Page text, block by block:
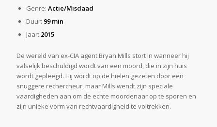
Genre: Actie/Misdaad
Duur: 99 min
Jaar: 2015
De wereld van ex-CIA agent Bryan Mills stort in wanneer hij
valselijk beschuldigd wordt van een moord, die in zijn huis
wordt gepleegd. Hij wordt op de hielen gezeten door een
snuggere rechercheur, maar Mills wendt zijn speciale
vaardigheden aan om de echte moordenaar op te sporen en
zijn unieke vorm van rechtvaardigheid te voltrekken.